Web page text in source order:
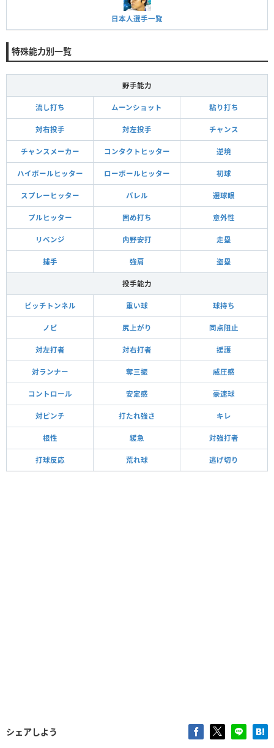
日本人選手一覧
特殊能力別一覧
野手能力
流し打ち ムーンショット 粘り打ち
対右投手 対左投手 チャンス
チャンスメーカー コンタクトヒッター 逆境
ハイボールヒッター ローボールヒッター 初球
スプレーヒッター バレル 選球眼
プルヒッター 固め打ち 意外性
リベンジ 内野安打 走塁
捕手 強肩 盗塁
投手能力
ピッチトンネル 重い球 球持ち
ノビ 尻上がり 同点阻止
対左打者 対右打者 援護
対ランナー 奪三振 威圧感
コントロール 安定感 豪速球
対ピンチ 打たれ強さ キレ
根性 緩急 対強打者
打球反応 荒れ球 逃げ切り
シェアしよう